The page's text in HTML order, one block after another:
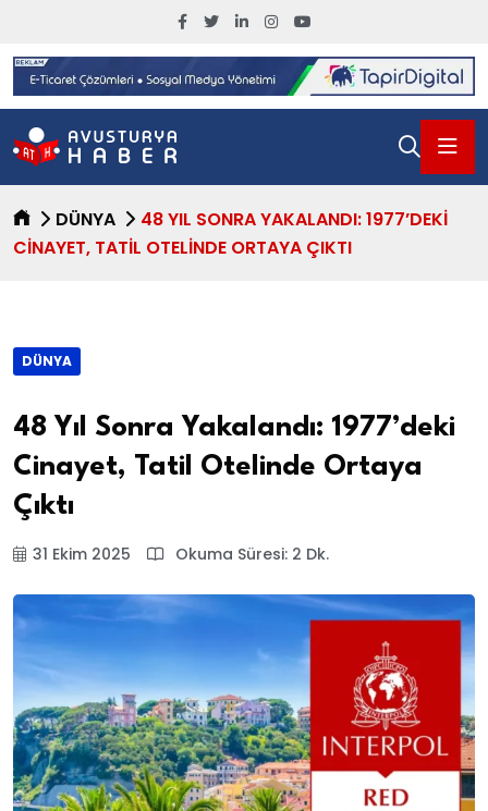
DÜNYA
48 YIL SONRA YAKALANDI: 1977’DEKI
CINAYET, TATIL OTELINDE ORTAYA ÇIKTI
DÜNYA
48 Yıl Sonra Yakalandı: 1977’deki
Cinayet, Tatil Otelinde Ortaya
Çıktı
31 Ekim 2025 Okuma Süresi: 2 Dk.